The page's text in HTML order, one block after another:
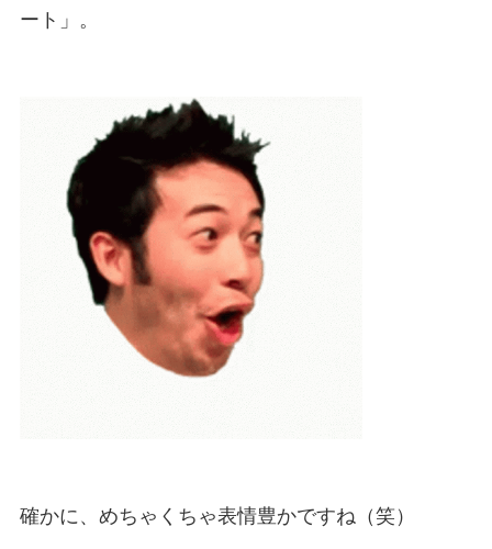
ート」。
確かに、めちゃくちゃ表情豊かですね（笑）